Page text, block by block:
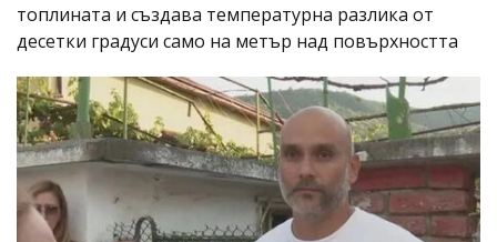
топлината и създава температурна разлика от
десетки градуси само на метър над повърхността